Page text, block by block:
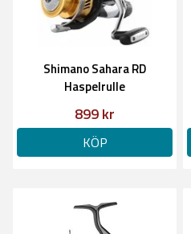
Shimano Sahara RD
Haspelrulle
899 kr
KÖP